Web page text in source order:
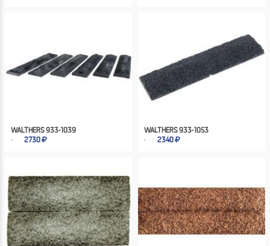
WALTHERS 933-1039
2730
WALTHERS 933-1053
2340